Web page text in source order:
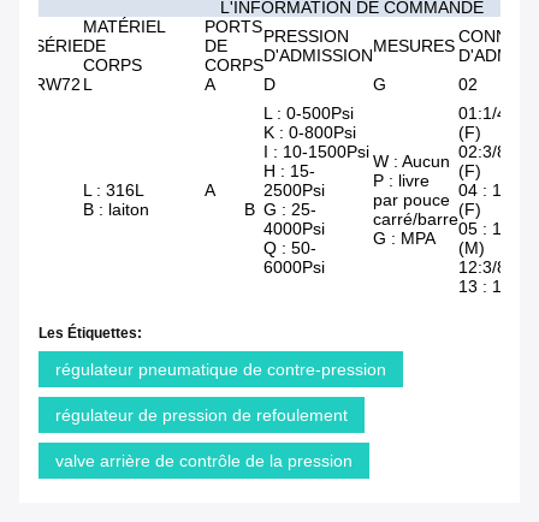
L'INFORMATION DE COMMANDE
SÉRIE
MATÉRIEL
DE
CORPS
PORTS
DE
CORPS
PRESSION
D'ADMISSIONMESURES
RW72 L A D G 02
L : 316L
B : laiton
A
B
L : 0-500Psi
K : 0-800Psi
I : 10-1500Psi
H : 15-
2500Psi
G : 25-
4000Psi
Q : 50-
6000Psi
W : Aucun
P : livre
par pouce
carré/barre
G : MPA
01:1/4 "
(F)
02:3/8 "
(F)
04 : 1/2 "
(F)
05 : 1/2 "
(M)
12:3/8 "
13 : 1/2 "
Les Étiquettes:
régulateur pneumatique de contre-pression
régulateur de pression de refoulement
valve arrière de contrôle de la pression